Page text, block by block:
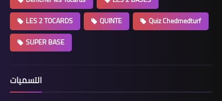
LES 2 TOCARDS
QUINTE
Quiz Chedmedturf
SUPER BASE
التسميات